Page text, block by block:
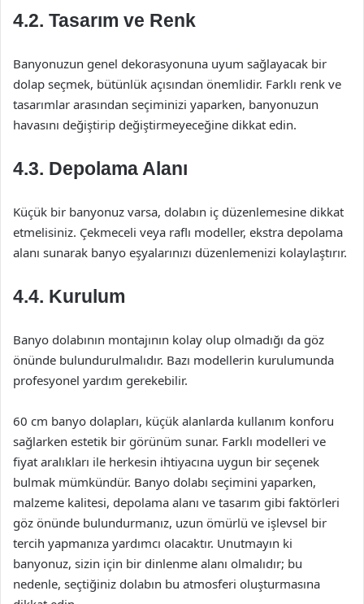
4.2. Tasarım ve Renk
Banyonuzun genel dekorasyonuna uyum sağlayacak bir
dolap seçmek, bütünlük açısından önemlidir. Farklı renk ve
tasarımlar arasından seçiminizi yaparken, banyonuzun
havasını değiştirip değiştirmeyeceğine dikkat edin.
4.3. Depolama Alanı
Küçük bir banyonuz varsa, dolabın iç düzenlemesine dikkat
etmelisiniz. Çekmeceli veya raflı modeller, ekstra depolama
alanı sunarak banyo eşyalarınızı düzenlemenizi kolaylaştırır.
4.4. Kurulum
Banyo dolabının montajının kolay olup olmadığı da göz
önünde bulundurulmalıdır. Bazı modellerin kurulumunda
profesyonel yardım gerekebilir.
60 cm banyo dolapları, küçük alanlarda kullanım konforu
sağlarken estetik bir görünüm sunar. Farklı modelleri ve
fiyat aralıkları ile herkesin ihtiyacına uygun bir seçenek
bulmak mümkündür. Banyo dolabı seçimini yaparken,
malzeme kalitesi, depolama alanı ve tasarım gibi faktörleri
göz önünde bulundurmanız, uzun ömürlü ve işlevsel bir
tercih yapmanıza yardımcı olacaktır. Unutmayın ki
banyonuz, sizin için bir dinlenme alanı olmalıdır; bu
nedenle, seçtiğiniz dolabın bu atmosferi oluşturmasına